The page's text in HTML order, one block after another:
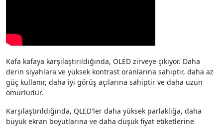
Kafa kafaya karşılaştırıldığında, OLED zirveye çıkıyor. Daha
derin siyahlara ve yüksek kontrast oranlarına sahiptir, daha az
güç kullanır, daha iyi görüş açılarına sahiptir ve daha uzun
ömürlüdür.
Karşılaştırıldığında, QLED'ler daha yüksek parlaklığa, daha
büyük ekran boyutlarına ve daha düşük fiyat etiketlerine